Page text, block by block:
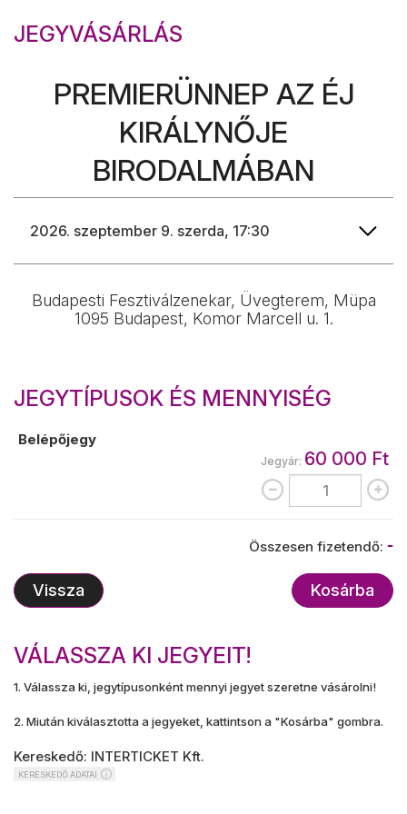
JEGYVÁSÁRLÁS
PREMIERÜNNEP AZ ÉJ
KIRÁLYNŐJE
BIRODALMÁBAN
Budapesti Fesztiválzenekar, Üvegterem, Müpa
1095 Budapest, Komor Marcell u. 1.
JEGYTÍPUSOK ÉS MENNYISÉG
Belépőjegy
Jegyár: 60 000 Ft
Összesen fizetendő: -
Vissza Kosárba
VÁLASSZA KI JEGYEIT!
1. Válassza ki, jegytípusonként mennyi jegyet szeretne vásárolni!
2. Miután kiválasztotta a jegyeket, kattintson a "Kosárba" gombra.
Kereskedő: INTERTICKET Kft.
KERESKEDŐ ADATAI